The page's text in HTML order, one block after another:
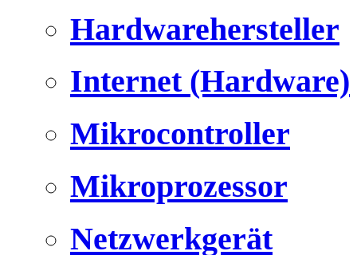
Hardwarehersteller
Internet (Hardware)
Mikrocontroller
Mikroprozessor
Netzwerkgerät